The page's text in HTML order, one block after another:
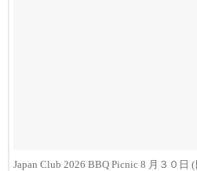
Japan Club 2026 BBQ Picnic 8 月３０日